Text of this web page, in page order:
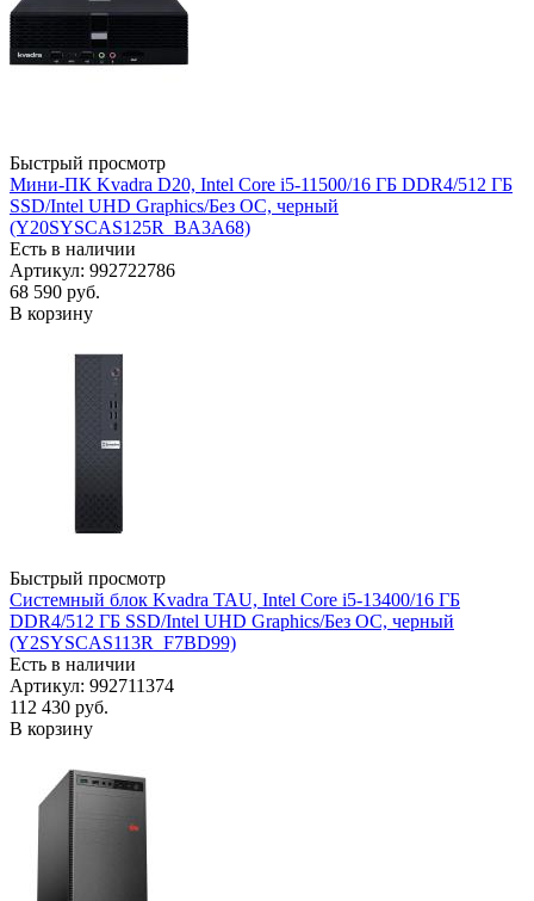
Быстрый просмотр
Мини-ПК Kvadra D20, Intel Core i5-11500/16 ГБ DDR4/512 ГБ
SSD/Intel UHD Graphics/Без ОС, черный
(Y20SYSCAS125R_BA3A68)
Есть в наличии
Артикул: 992722786
68 590 руб.
В корзину
Быстрый просмотр
Системный блок Kvadra TAU, Intel Core i5-13400/16 ГБ
DDR4/512 ГБ SSD/Intel UHD Graphics/Без ОС, черный
(Y2SYSCAS113R_F7BD99)
Есть в наличии
Артикул: 992711374
112 430 руб.
В корзину